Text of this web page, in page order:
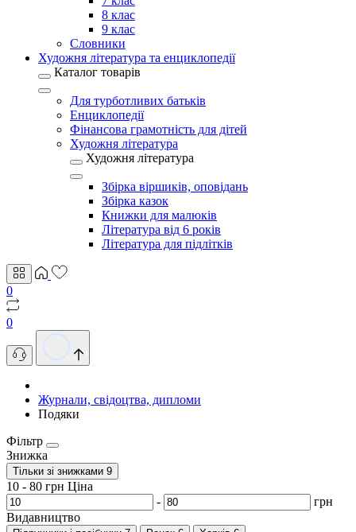
8 клас
9 клас
Словники
Художня література та енциклопедії
Каталог товарів
Для турботливих батьків
Енциклопедії
Фінансова грамотність для дітей
Художня література
Художня література
Збірка віршиків, оповідань
Збірка казок
Книжки для малюків
Література від 6 років
Література для підлітків
0
0
Журнали, свідоцтва, дипломи
Подяки
Фільтр
Знижка
Тільки зі знижками 9
10 - 80 грн Ціна
-
грн
Видавництво